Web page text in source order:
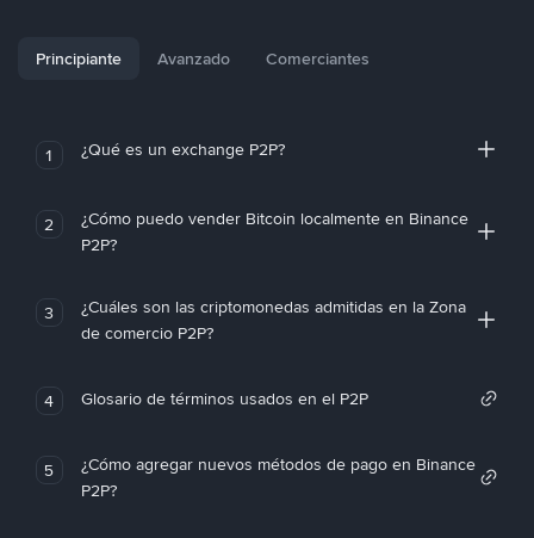
Principiante Avanzado Comerciantes
1 ¿Qué es un exchange P2P?
2
¿Cómo puedo vender Bitcoin localmente en Binance
P2P?
3
¿Cuáles son las criptomonedas admitidas en la Zona
de comercio P2P?
4 Glosario de términos usados en el P2P
5
¿Cómo agregar nuevos métodos de pago en Binance
P2P?